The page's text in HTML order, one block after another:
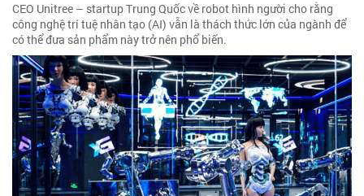
CEO Unitree – startup Trung Quốc về robot hình người cho rằng
công nghệ trí tuệ nhân tạo (AI) vẫn là thách thức lớn của ngành để
có thể đưa sản phẩm này trở nên phổ biến.